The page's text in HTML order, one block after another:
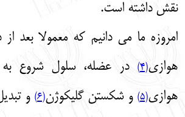
نقش داشته است.
امروزه ما می‌ دانیم که معمولا بعد
هوازی(4)
در عضله، سلول شروع
هوازی(5) و شکستن گلیکوژن(6)
و